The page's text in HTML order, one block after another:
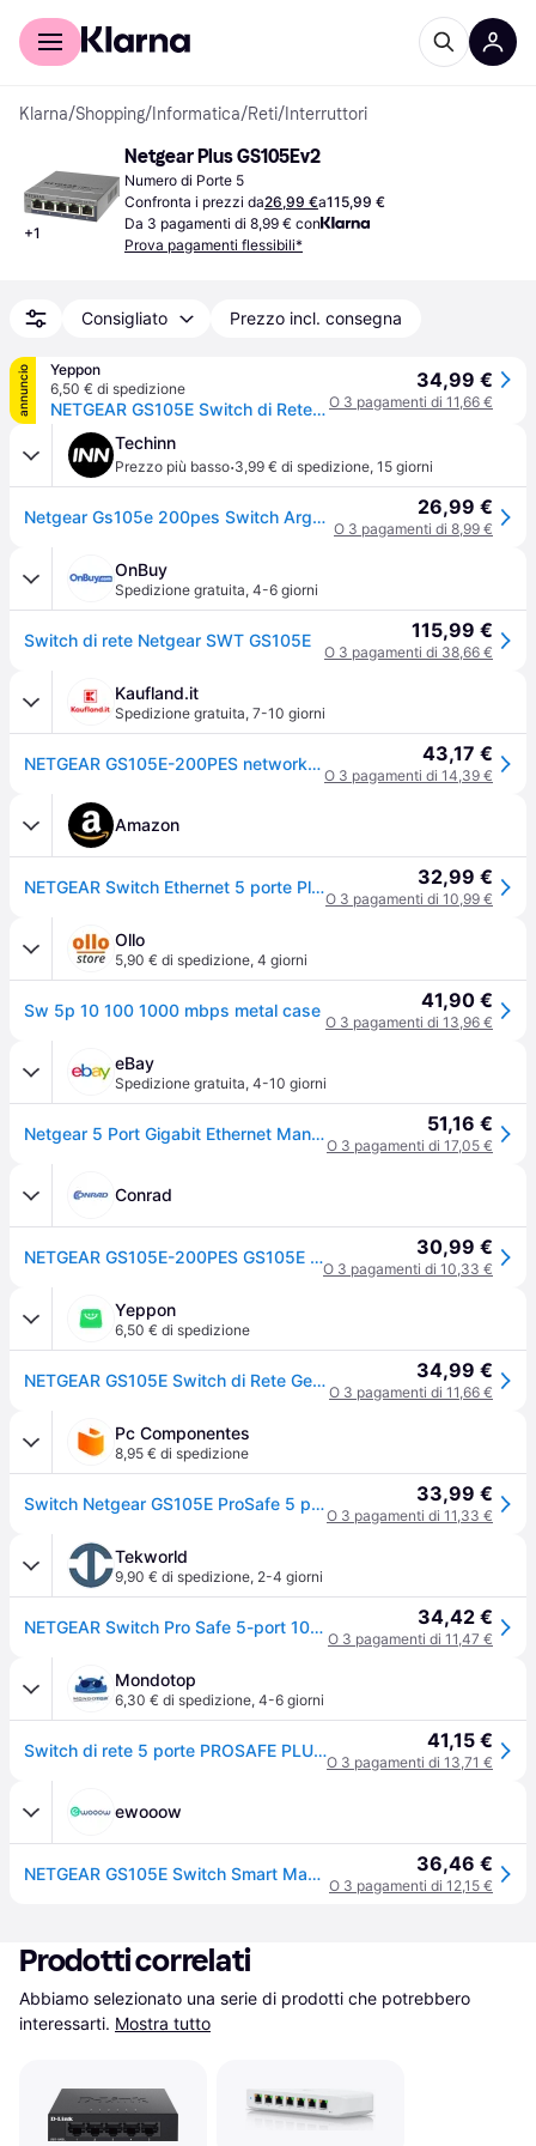
Per il tuo shopping
Klarna/Shopping/ Informatica/Reti/ Interruttori
+1
Netgear Plus GS105Ev2
Numero di Porte 5
Confronta i prezzi da26,99 €a115,99 €
Da 3 pagamenti di 8,99 € con
Prova pagamenti flessibili*
Consigliato Prezzo incl. consegna
annuncio
Yeppon
6,50 € di spedizione
NETGEAR GS105E Switch di Rete Gestito L2-L3 5 Porte Gigabit Ethernet Grigio
34,99 €
O 3 pagamenti di 11,66 €
Techinn
Prezzo più basso·3,99 € di spedizione, 15 giorni
Netgear Gs105e 200pes Switch Argento One Size / EU Plug 220V 26,99 €
O 3 pagamenti di 8,99 €
OnBuy
Spedizione gratuita, 4-6 giorni
Switch di rete Netgear SWT GS105E 115,99 €
O 3 pagamenti di 38,66 €
Kaufland.it
Spedizione gratuita, 7-10 giorni
NETGEAR GS105E-200PES network switch Managed L2/L3 Gigabit Ethernet (10/100/1000) Grey 43,17 €
O 3 pagamenti di 14,39 €
Amazon
NETGEAR Switch Ethernet 5 porte Plus GS105E, Switch Gigabit con opzioni di montaggio desktop o a parete e assistenza limitata a vita 32,99 €
O 3 pagamenti di 10,99 €
Ollo
5,90 € di spedizione, 4 giorni
Sw 5p 10 100 1000 mbps metal case 41,90 €
O 3 pagamenti di 13,96 €
eBay
Spedizione gratuita, 4-10 giorni
Netgear 5 Port Gigabit Ethernet Managed Network Switch (gs105e) - Ethernet Split 51,16 €
O 3 pagamenti di 17,05 €
Conrad
NETGEAR GS105E-200PES GS105E Switch di rete 5 Porte 1 GBit/s 30,99 €
O 3 pagamenti di 10,33 €
Yeppon
6,50 € di spedizione
NETGEAR GS105E Switch di Rete Gestito L2-L3 5 Porte Gigabit Ethernet Grigio 34,99 €
O 3 pagamenti di 11,66 €
Pc Componentes
8,95 € di spedizione
Switch Netgear GS105E ProSafe 5 porte Gigabit 33,99 €
O 3 pagamenti di 11,33 €
Tekworld
9,90 € di spedizione, 2-4 giorni
NETGEAR Switch Pro Safe 5-port 10/100/1000 GS105E-200PES - GS105E-200PES 34,42 €
O 3 pagamenti di 11,47 €
Mondotop
6,30 € di spedizione, 4-6 giorni
Switch di rete 5 porte PROSAFE PLUS Smart Managed Gray GS105E 200PES Gigabit (1000Base-TX) 41,15 €
O 3 pagamenti di 13,71 €
ewooow
NETGEAR GS105E Switch Smart Managed Plus 5 porte Gigabit 36,46 €
O 3 pagamenti di 12,15 €
Prodotti correlati
Abbiamo selezionato una serie di prodotti che potrebbero
interessarti. Mostra tutto